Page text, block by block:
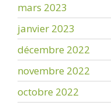
mars 2023
janvier 2023
décembre 2022
novembre 2022
octobre 2022